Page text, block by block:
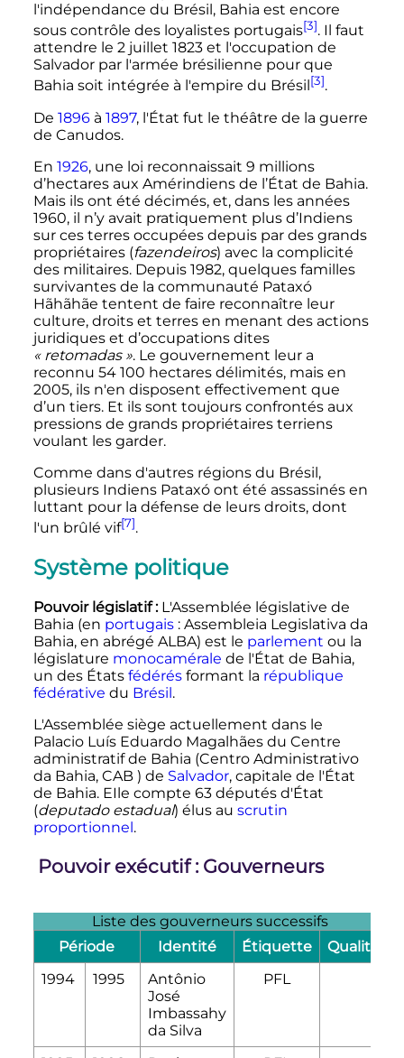
l'indépendance du Brésil, Bahia est encore
sous contrôle des loyalistes portugais[3]. Il faut
attendre le 2 juillet 1823et l'occupation de
Salvador par l'armée brésilienne pour que
Bahia soit intégrée à l'empire du Brésil[3].
De 1896à 1897, l'État fut le théâtre de la guerre
de Canudos.
En 1926, une loi reconnaissait 9 millions
d’hectares aux Amérindiens de l’État de Bahia.
Mais ils ont été décimés, et, dans les années
1960, il n’y avait pratiquement plus d’Indiens
sur ces terres occupées depuis par des grands
propriétaires (fazendeiros) avec la complicité
des militaires. Depuis 1982, quelques familles
survivantes de la communauté Pataxó
Hãhãhãe tentent de faire reconnaître leur
culture, droits et terres en menant des actions
juridiques et d’occupations dites
« retomadas ». Le gouvernement leur a
reconnu 54 100 hectaresdélimités, mais en
2005, ils n'en disposent effectivement que
d’un tiers. Et ils sont toujours confrontés aux
pressions de grands propriétaires terriens
voulant les garder.
Comme dans d'autres régions du Brésil,
plusieurs Indiens Pataxó ont été assassinés en
luttant pour la défense de leurs droits, dont
l'un brûlé vif[7].
Système politique
Pouvoir législatif :L'Assemblée législative de
Bahia (en portugais : Assembleia Legislativa da
Bahia, en abrégé ALBA) est le parlement ou la
législature monocamérale de l'État de Bahia,
un des États fédérésformant la république
fédérative du Brésil.
L'Assemblée siège actuellement dans le
Palacio Luís Eduardo Magalhães du Centre
administratif de Bahia (Centro Administrativo
da Bahia, CAB ) de Salvador, capitale de l'État
de Bahia. EIle compte 63 députés d'État
(deputado estadual) élus au scrutin
proportionnel.
Pouvoir exécutif : Gouverneurs
Liste des gouverneurs successifs
Période
Identité Étiquette
Qualité
1994
1995
Antônio
José
Imbassahy
da Silva
PFL